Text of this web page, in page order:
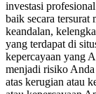
investasi
baik secara tersurat
keandalan,
yang terdapat di
kepercayaan yang
menjadi risiko
atas kerugian atau